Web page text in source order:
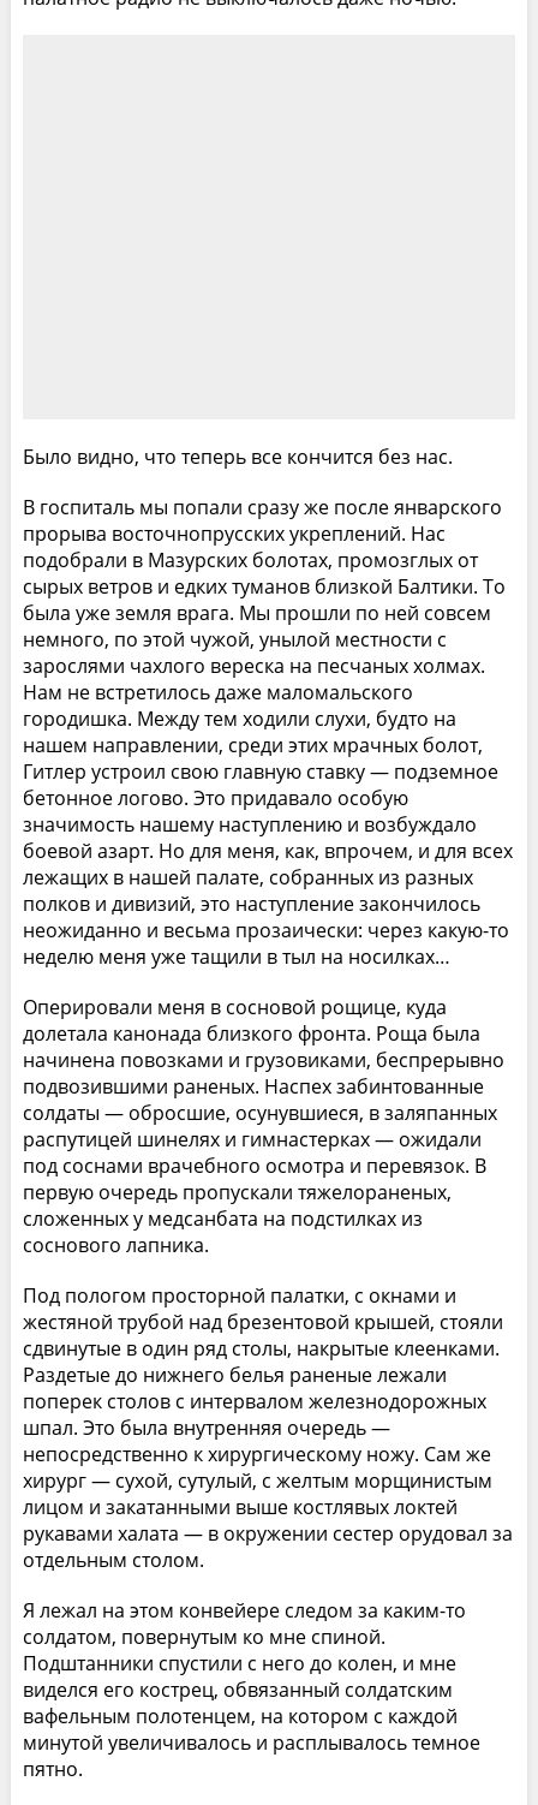
Было видно, что теперь все кончится без нас.
В госпиталь мы попали сразу же после январского
прорыва восточнопрусских укреплений. Нас
подобрали в Мазурских болотах, промозглых от
сырых ветров и едких туманов близкой Балтики. То
была уже земля врага. Мы прошли по ней совсем
немного, по этой чужой, унылой местности с
зарослями чахлого вереска на песчаных холмах.
Нам не встретилось даже маломальского
городишка. Между тем ходили слухи, будто на
нашем направлении, среди этих мрачных болот,
Гитлер устроил свою главную ставку — подземное
бетонное логово. Это придавало особую
значимость нашему наступлению и возбуждало
боевой азарт. Но для меня, как, впрочем, и для всех
лежащих в нашей палате, собранных из разных
полков и дивизий, это наступление закончилось
неожиданно и весьма прозаически: через какую-то
неделю меня уже тащили в тыл на носилках…
Оперировали меня в сосновой рощице, куда
долетала канонада близкого фронта. Роща была
начинена повозками и грузовиками, беспрерывно
подвозившими раненых. Наспех забинтованные
солдаты — обросшие, осунувшиеся, в заляпанных
распутицей шинелях и гимнастерках — ожидали
под соснами врачебного осмотра и перевязок. В
первую очередь пропускали тяжелораненых,
сложенных у медсанбата на подстилках из
соснового лапника.
Под пологом просторной палатки, с окнами и
жестяной трубой над брезентовой крышей, стояли
сдвинутые в один ряд столы, накрытые клеенками.
Раздетые до нижнего белья раненые лежали
поперек столов с интервалом железнодорожных
шпал. Это была внутренняя очередь —
непосредственно к хирургическому ножу. Сам же
хирург — сухой, сутулый, с желтым морщинистым
лицом и закатанными выше костлявых локтей
рукавами халата — в окружении сестер орудовал за
отдельным столом.
Я лежал на этом конвейере следом за каким-то
солдатом, повернутым ко мне спиной.
Подштанники спустили с него до колен, и мне
виделся его кострец, обвязанный солдатским
вафельным полотенцем, на котором с каждой
минутой увеличивалось и расплывалось темное
пятно.